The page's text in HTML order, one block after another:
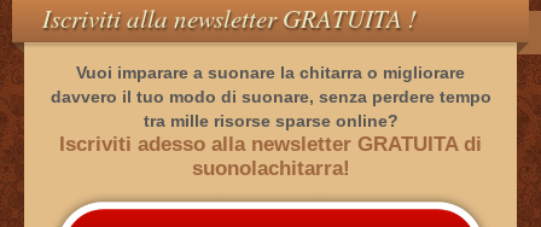
Iscriviti alla newsletter GRATUITA !
Vuoi imparare a suonare la chitarra o migliorare
davvero il tuo modo di suonare, senza perdere tempo
tra mille risorse sparse online?
Iscriviti adesso alla newsletter GRATUITA di
suonolachitarra!